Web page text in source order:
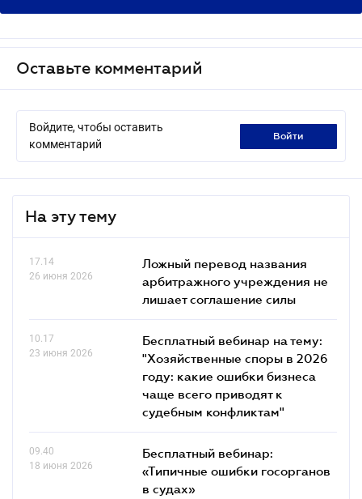
Оставьте комментарий
Войдите, чтобы оставить
комментарий
войти
На эту тему
17.14
26 июня 2026
Ложный перевод названия
арбитражного учреждения не
лишает соглашение силы
10.17
23 июня 2026
Бесплатный вебинар на тему:
"Хозяйственные споры в 2026
году: какие ошибки бизнеса
чаще всего приводят к
судебным конфликтам"
09.40
18 июня 2026
Бесплатный вебинар:
«Типичные ошибки госорганов
в судах»